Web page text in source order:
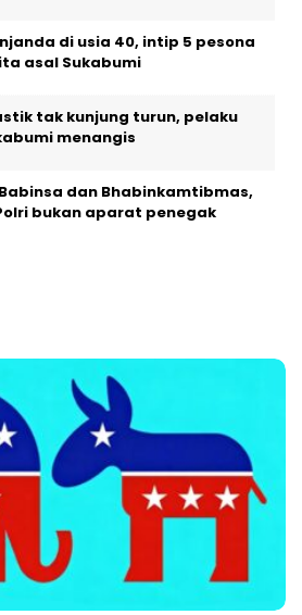
di usia 40, intip 5 pesona
asal Sukabumi
tak kunjung turun, pelaku
menangis
dan Bhabinkamtibmas,
bukan aparat penegak